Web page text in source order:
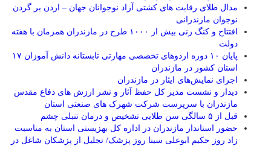
مدال طلای رقابت های کشتی آزاد نوجوانان جهان – اردن بر گردن
نوجوان مازندرانی
افتتاح و کنگ زنی بیش از ۱۰۰۰ طرح در مازندران همزمان با هفته
دولت
پایان ۱۰ دوره اردوهای تخصصی مهارتی تابستانه دانش آموزان ۱۷
استان کشور در مازندران
اجرای نمایش‌های ایثار در مازندران
دیدار و نشست مدیر کل حفظ آثار و نشر ارزش های دفاع مقدس
مازندران با سرپرست شرکت شهرک های صنعتی استان
قبل از ۵ سالگی سن طلایی تشخیص و درمان تنبلی چشم
حضور استاندار مازندران در اداره کل بهزیستی استان به مناسبت
زاد روز حکیم ابوعلی سینا روز پزشک/ تجلیل از پزشکان شاغل در